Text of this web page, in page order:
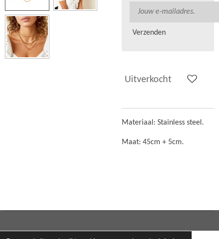
Verzenden
Uitverkocht
Materiaal: Stainless steel.
Maat: 45cm + 5cm.